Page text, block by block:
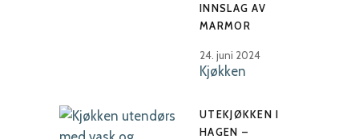
INNSLAG AV
MARMOR
24. juni 2024
Kjøkken
UTEKJØKKEN I
HAGEN –